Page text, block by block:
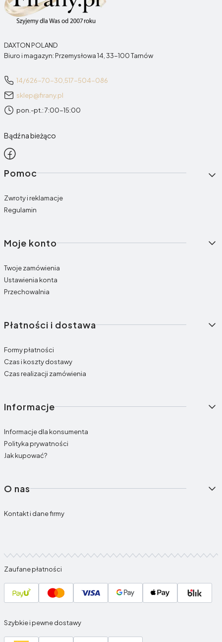
DAXTON POLAND
Biuro i magazyn: Przemysłowa 14, 33-100 Tarnów
14/626-70-30, 517-504-086
sklep@firany.pl
pon.-pt.: 7:00-15:00
Bądź na bieżąco
Linki w stopce
Pomoc
Zwroty i reklamacje
Regulamin
Moje konto
Twoje zamówienia
Ustawienia konta
Przechowalnia
Płatności i dostawa
Formy płatności
Czas i koszty dostawy
Czas realizacji zamówienia
Informacje
Informacje dla konsumenta
Polityka prywatności
Jak kupować?
O nas
Kontakt i dane firmy
Zaufane płatności
Szybkie i pewne dostawy